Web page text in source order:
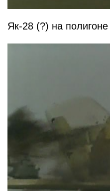
Як-28 (?) на